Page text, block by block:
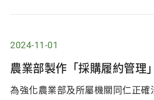
2024-11-01
農業部製作「採購履約管理
為強化農業部及所屬機關同仁正確